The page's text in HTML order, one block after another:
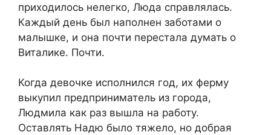
приходилось нелегко, Люда справлялась.
Каждый день был наполнен заботами о
малышке, и она почти перестала думать о
Виталике. Почти.
Когда девочке исполнился год, их ферму
выкупил предприниматель из города,
Людмила как раз вышла на работу.
Оставлять Надю было тяжело, но добрая